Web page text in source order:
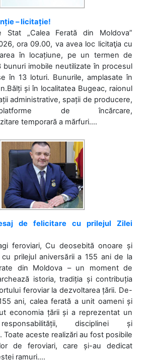
– licitație!
Stat „Calea Ferată din Moldova”
ora 09.00, va avea loc licitaţia cu
în locațiune, pe un termen de
bunuri imobile neutilizate în procesul
în 13 loturi. Bunurile, amplasate în
și în localitatea Bugeac, raionul
administrative, spații de producere,
de încărcare,
temporară a mărfuri....
de felicitare cu prilejul Zilei
feroviari, Cu deosebită onoare și
prilejul aniversării a 155 ani de la
din Moldova – un moment de
istoria, tradiția și contribuția
feroviar la dezvoltarea țării. De-
ani, calea ferată a unit oameni și
economia țării și a reprezentat un
disciplinei și
Toate aceste realizări au fost posibile
de feroviari, care și-au dedicat
ramuri....